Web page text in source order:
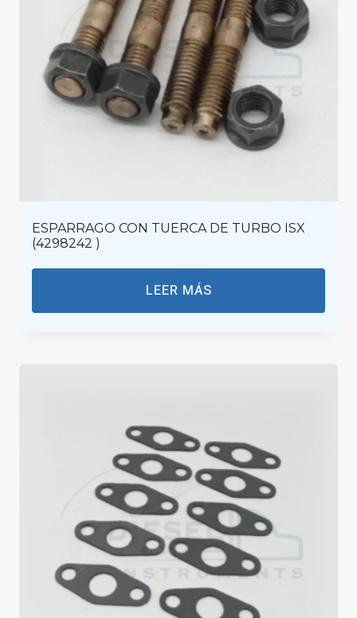
ESPARRAGO CON TUERCA DE TURBO ISX
(4298242 )
LEER MÁS